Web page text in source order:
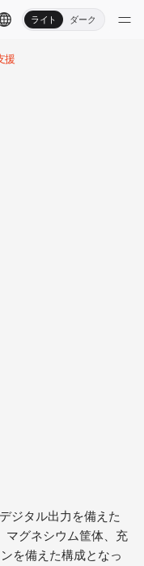
ライト ダーク
援
ジタル出力を備えた
マグネシウム筐体、充
を備えた構成となっ